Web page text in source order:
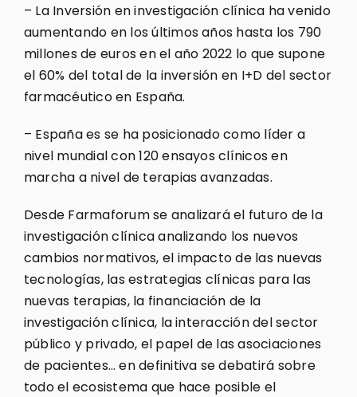
– La Inversión en investigación clínica ha venido
aumentando en los últimos años hasta los 790
millones de euros en el año 2022 lo que supone
el 60% del total de la inversión en I+D del sector
farmacéutico en España.
– España es se ha posicionado como líder a
nivel mundial con 120 ensayos clínicos en
marcha a nivel de terapias avanzadas.
Desde Farmaforum se analizará el futuro de la
investigación clínica analizando los nuevos
cambios normativos, el impacto de las nuevas
tecnologías, las estrategias clínicas para las
nuevas terapias, la financiación de la
investigación clínica, la interacción del sector
público y privado, el papel de las asociaciones
de pacientes… en definitiva se debatirá sobre
todo el ecosistema que hace posible el